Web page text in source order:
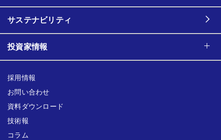
サステナビリティ
投資家情報
採用情報
お問い合わせ
資料ダウンロード
技術報
コラム